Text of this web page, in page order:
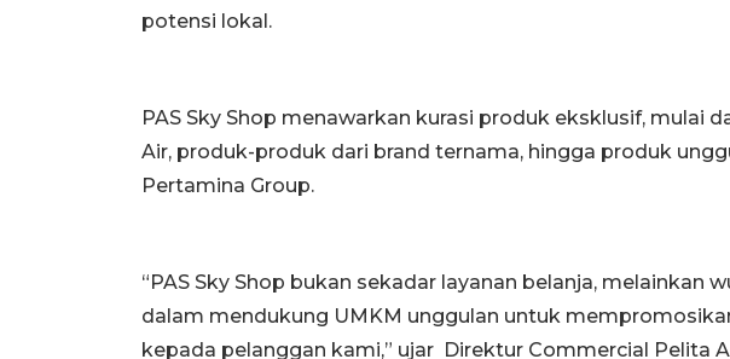
potensi lokal.
PAS Sky Shop menawarkan kurasi produk eksklusif, mulai
Air, produk-produk dari brand ternama, hingga produk
Pertamina Group.
“PAS Sky Shop bukan sekadar layanan belanja, melainkan
dalam mendukung UMKM unggulan untuk
kepada pelanggan kami,” ujar Direktur Commercial Pelita